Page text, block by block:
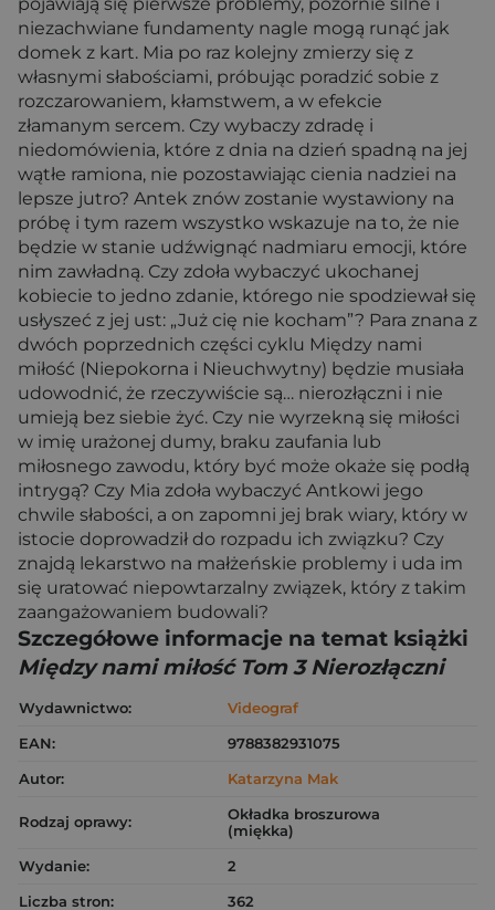
niezachwiane fundamenty nagle mogą runąć jak
domek z kart. Mia po raz kolejny zmierzy się z
własnymi słabościami, próbując poradzić sobie z
rozczarowaniem, kłamstwem, a w efekcie
złamanym sercem. Czy wybaczy zdradę i
niedomówienia, które z dnia na dzień spadną na jej
wątłe ramiona, nie pozostawiając cienia nadziei na
lepsze jutro? Antek znów zostanie wystawiony na
próbę i tym razem wszystko wskazuje na to, że nie
będzie w stanie udźwignąć nadmiaru emocji, które
nim zawładną. Czy zdoła wybaczyć ukochanej
kobiecie to jedno zdanie, którego nie spodziewał się
usłyszeć z jej ust: „Już cię nie kocham”? Para znana z
dwóch poprzednich części cyklu Między nami
miłość (Niepokorna i Nieuchwytny) będzie musiała
udowodnić, że rzeczywiście są… nierozłączni i nie
umieją bez siebie żyć. Czy nie wyrzekną się miłości
w imię urażonej dumy, braku zaufania lub
miłosnego zawodu, który być może okaże się podłą
intrygą? Czy Mia zdoła wybaczyć Antkowi jego
chwile słabości, a on zapomni jej brak wiary, który w
istocie doprowadził do rozpadu ich związku? Czy
znajdą lekarstwo na małżeńskie problemy i uda im
się uratować niepowtarzalny związek, który z takim
zaangażowaniem budowali?
Szczegółowe informacje na temat książki
Między nami miłość Tom 3 Nierozłączni
Wydawnictwo:
Videograf
EAN:
9788382931075
Autor:
Katarzyna Mak
Rodzaj oprawy:
Okładka broszurowa
(miękka)
Wydanie:
2
Liczba stron:
362